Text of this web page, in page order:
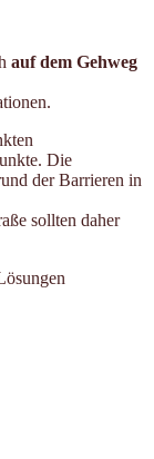
auf dem Gehweg
Die
der Barrieren in
sollten daher